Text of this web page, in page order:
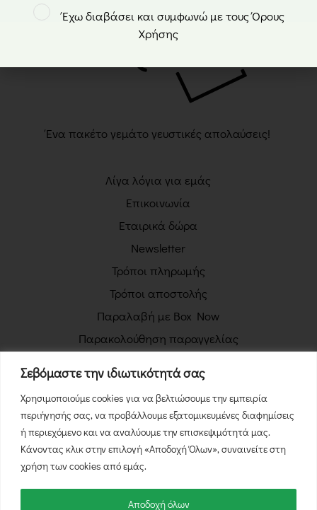
Σεβόμαστε την ιδιωτικότητά σας
Χρησιμοποιούμε cookies για να βελτιώσουμε την εμπειρία
περιήγησής σας, να προβάλλουμε εξατομικευμένες διαφημίσεις
ή περιεχόμενο και να αναλύουμε την επισκεψιμότητά μας.
Κάνοντας κλικ στην επιλογή «Αποδοχή Όλων», συναινείτε στη
χρήση των cookies από εμάς.
Αποδοχή όλων
Ένα πακέτο γεμάτο γευστικές απολαύσεις!
Λίγα λόγια για εμάς
Επικοινωνία
Εταιρικά δώρα
Newsletter
Τρόποι πληρωμής
Τρόποι αποστολής
Παραλαβή με Box Now
Παρακολούθηση παραγγελίας
Όροι χρήσης
Πολιτική επιστροφών
Φόρμα Υπαναχώρησης
Έχω διαβάσει και συμφωνώ με τους Όρους
Χρήσης